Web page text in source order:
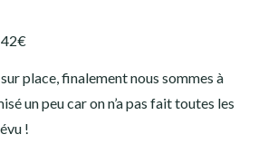
42€
place, finalement nous sommes à
un peu car on n’a pas fait toutes les
!